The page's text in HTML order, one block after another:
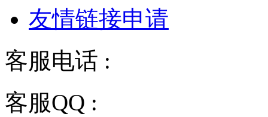
友情链接申请
客服电话 :
客服QQ :